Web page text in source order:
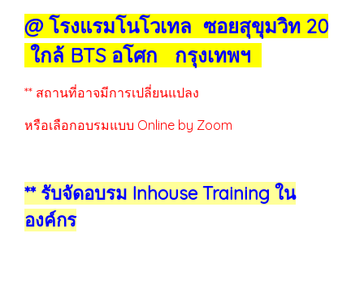
@ โรงแรมโนโวเทล ซอยสุขุมวิท 20
ใกล้ BTS อโศก กรุงเทพฯ
** สถานที่อาจมีการเปลี่ยนแปลง
หรือเลือกอบรมแบบ Online by Zoom
** รับจัดอบรม Inhouse Training ใน
องค์กร